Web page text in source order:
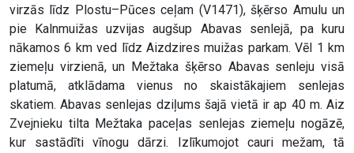
virzās līdz Plostu–Pūces ceļam (V1471), šķērso Amulu un
pie Kalnmuižas uzvijas augšup Abavas senlejā, pa kuru
nākamos 6 km ved līdz Aizdzires muižas parkam. Vēl 1 km
ziemeļu virzienā, un Mežtaka šķērso Abavas senleju visā
platumā, atklādama vienus no skaistākajiem senlejas
skatiem. Abavas senlejas dziļums šajā vietā ir ap 40 m. Aiz
Zvejnieku tilta Mežtaka paceļas senlejas ziemeļu nogāzē,
kur sastādīti vīnogu dārzi. Izlīkumojot cauri mežam, tā